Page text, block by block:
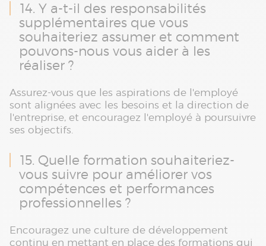
14. Y a-t-il des responsabilités
supplémentaires que vous
souhaiteriez assumer et comment
pouvons-nous vous aider à les
réaliser ?
Assurez-vous que les aspirations de l'employé
sont alignées avec les besoins et la direction de
l'entreprise, et encouragez l'employé à poursuivre
ses objectifs.
15. Quelle formation souhaiteriez-
vous suivre pour améliorer vos
compétences et performances
professionnelles ?
Encouragez une culture de développement
continu en mettant en place des formations qui